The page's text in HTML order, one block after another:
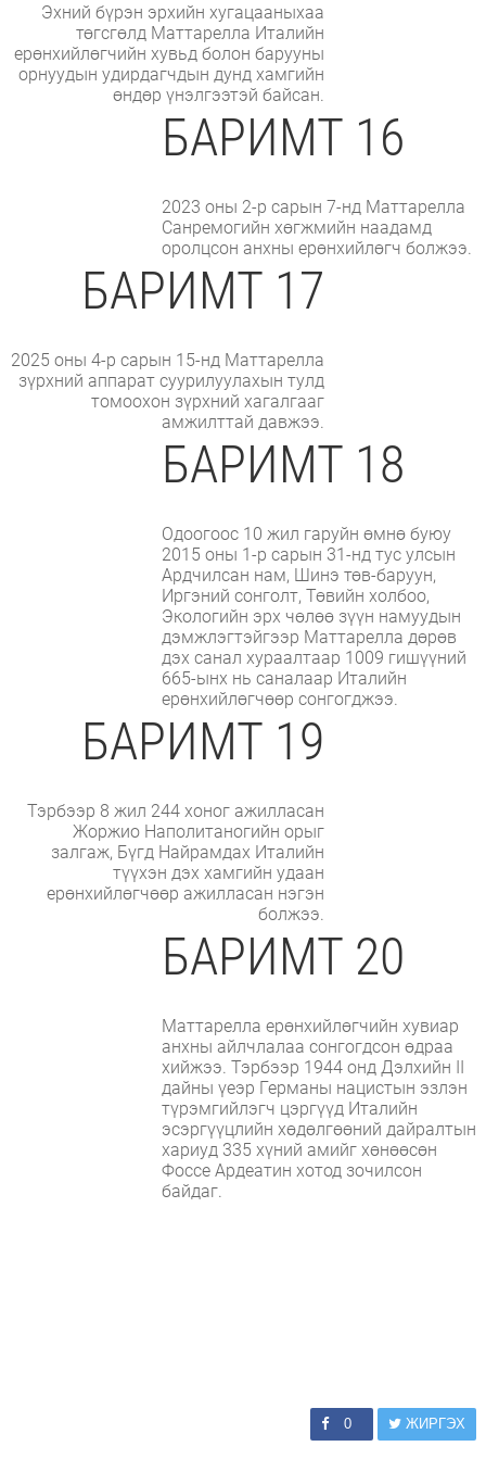
Эхний бүрэн эрхийн хугацааныхаа
төгсгөлд Маттарелла Италийн
ерөнхийлөгчийн хувьд болон барууны
орнуудын удирдагчдын дунд хамгийн
өндөр үнэлгээтэй байсан.
БАРИМТ 16
2023 оны 2-р сарын 7-нд Маттарелла
Санремогийн хөгжмийн наадамд
оролцсон анхны ерөнхийлөгч болжээ.
БАРИМТ 17
2025 оны 4-р сарын 15-нд Маттарелла
зүрхний аппарат суурилуулахын тулд
томоохон зүрхний хагалгааг
амжилттай давжээ.
БАРИМТ 18
Одоогоос 10 жил гаруйн өмнө буюу
2015 оны 1-р сарын 31-нд тус улсын
Ардчилсан нам, Шинэ төв-баруун,
Иргэний сонголт, Төвийн холбоо,
Экологийн эрх чөлөө зүүн намуудын
дэмжлэгтэйгээр Маттарелла дөрөв
дэх санал хураалтаар 1009 гишүүний
665-ынх нь саналаар Италийн
ерөнхийлөгчөөр сонгогджээ.
БАРИМТ 19
Тэрбээр 8 жил 244 хоног ажилласан
Жоржио Наполитаногийн орыг
залгаж, Бүгд Найрамдах Италийн
түүхэн дэх хамгийн удаан
ерөнхийлөгчөөр ажилласан нэгэн
болжээ.
БАРИМТ 20
Маттарелла ерөнхийлөгчийн хувиар
анхны айлчлалаа сонгогдсон өдраа
хийжээ. Тэрбээр 1944 онд Дэлхийн II
дайны үеэр Германы нацистын эзлэн
түрэмгийлэгч цэргүүд Италийн
эсэргүүцлийн хөдөлгөөний дайралтын
хариуд 335 хүний ​​амийг хөнөөсөн
Фоссе Ардеатин хотод зочилсон
байдаг.
0 ЖИРГЭХ